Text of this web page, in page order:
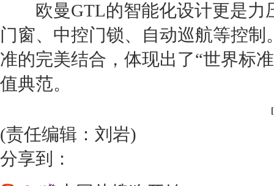
欧曼GTL的智能化设计更是力
门窗、中控门锁、自动巡航等控制
准的完美结合，体现出了“世界标
值典范。
(责任编辑：刘岩)
分享到：